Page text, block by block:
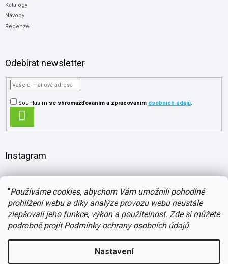
"Používáme cookies, abychom Vám umožnili pohodlné
prohlížení webu a díky analýze provozu webu neustále
zlepšovali jeho funkce, výkon a použitelnost. Zde si můžete
podrobně projít Podmínky ochrany osobních údajů.
Nastavení
Katalogy
Návody
Recenze
Odebírat newsletter
Souhlasím se shromažďováníma zpracováním osobních údajů.
SE
Instagram